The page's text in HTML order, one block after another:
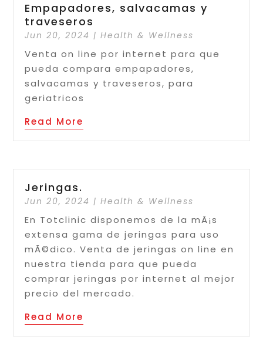
Empapadores, salvacamas y
traveseros
Jun 20, 2024 |Health & Wellness
Venta on line por internet para que
pueda compara empapadores,
salvacamas y traveseros, para
geriatricos
Read More
Jeringas.
Jun 20, 2024 |Health & Wellness
En Totclinic disponemos de la mÃ¡s
extensa gama de jeringas para uso
mÃ©dico. Venta de jeringas on line en
nuestra tienda para que pueda
comprar jeringas por internet al mejor
precio del mercado.
Read More